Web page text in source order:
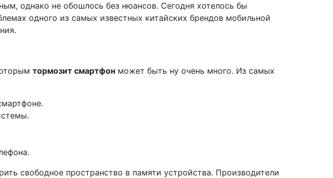
однако не обошлось без нюансов. Сегодня хотелось бы
одного из самых известных китайских брендов мобильной
тормозит смартфон может быть ну очень много. Из самых
свободное пространство в памяти устройства. Производители